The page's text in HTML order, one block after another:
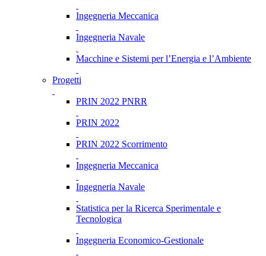
Ingegneria Meccanica
Ingegneria Navale
Macchine e Sistemi per l’Energia e l’Ambiente
Progetti
PRIN 2022 PNRR
PRIN 2022
PRIN 2022 Scorrimento
Ingegneria Meccanica
Ingegneria Navale
Statistica per la Ricerca Sperimentale e
Tecnologica
Ingegneria Economico-Gestionale